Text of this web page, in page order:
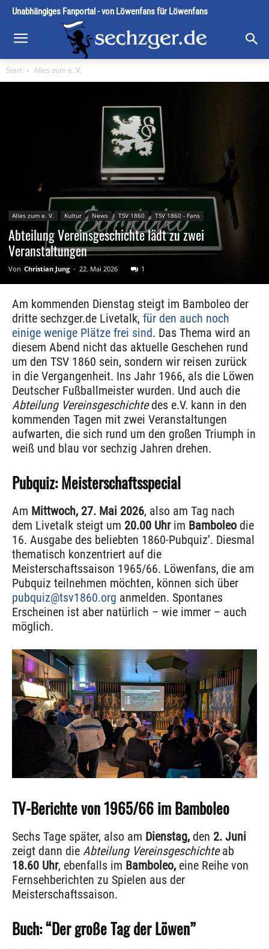
Unabhängiges Fanportal - von Löwenfans für Löwenfans
Start Alles zum e. V.
Alles zum e. V. Kultur News TSV 1860 TSV 1860 - Fans
Abteilung Vereinsgeschichte lädt zu zwei
Veranstaltungen
Von Christian Jung - 22. Mai 2026 1
Am kommenden Dienstag steigt im Bamboleo der
dritte sechzger.de Livetalk, für den auch noch
einige wenige Plätze frei sind. Das Thema wird an
diesem Abend nicht das aktuelle Geschehen rund
um den TSV 1860 sein, sondern wir reisen zurück
in die Vergangenheit. Ins Jahr 1966, als die Löwen
Deutscher Fußballmeister wurden. Und auch die
Abteilung Vereinsgeschichtedes e.V. kann in den
kommenden Tagen mit zwei Veranstaltungen
aufwarten, die sich rund um den großen Triumph in
weiß und blau vor sechzig Jahren drehen.
Pubquiz: Meisterschaftsspecial
Am Mittwoch, 27. Mai 2026, also am Tag nach
dem Livetalk steigt um 20.00 Uhrim Bamboleo die
16. Ausgabe des beliebten 1860-Pubquiz’. Diesmal
thematisch konzentriert auf die
Meisterschaftssaison 1965/66. Löwenfans, die am
Pubquiz teilnehmen möchten, können sich über
pubquiz@tsv1860.org anmelden. Spontanes
Erscheinen ist aber natürlich – wie immer – auch
möglich.
TV-Berichte von 1965/66 im Bamboleo
Sechs Tage später, also am Dienstag, den 2. Juni
zeigt dann die Abteilung Vereinsgeschichteab
18.60 Uhr, ebenfalls im Bamboleo, eine Reihe von
Fernsehberichten zu Spielen aus der
Meisterschaftssaison.
Buch: “Der große Tag der Löwen”